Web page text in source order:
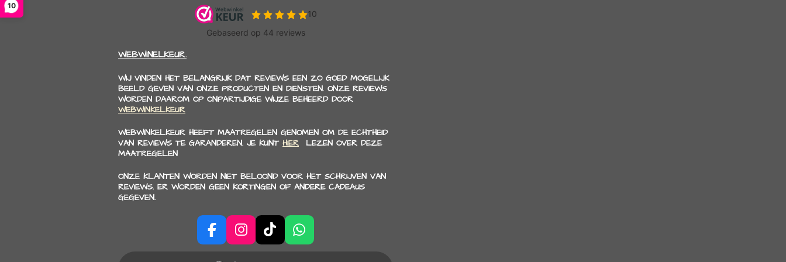
10
WEBWINELKEUR.
WIJ VINDEN HET BELANGRIJK DAT REVIEWS EEN ZO GOED MOGELIJK
BEELD GEVEN VAN ONZE PRODUCTEN EN DIENSTEN. ONZE REVIEWS
WORDEN DAAROM OP ONPARTIJDIGE WIJZE BEHEERD DOOR
WEBWINKELKEUR
WEBWINKELKEUR HEEFT MAATREGELEN GENOMEN OM DE ECHTHEID
VAN REVIEWS TE GARANDEREN. JE KUNT HIER LEZEN OVER DEZE
MAATREGELEN
ONZE KLANTEN WORDEN NIET BELOOND VOOR HET SCHRIJVEN VAN
REVIEWS. ER WORDEN GEEN KORTINGEN OF ANDERE CADEAUS
GEGEVEN.
F
a
I
n
T
i
W
h